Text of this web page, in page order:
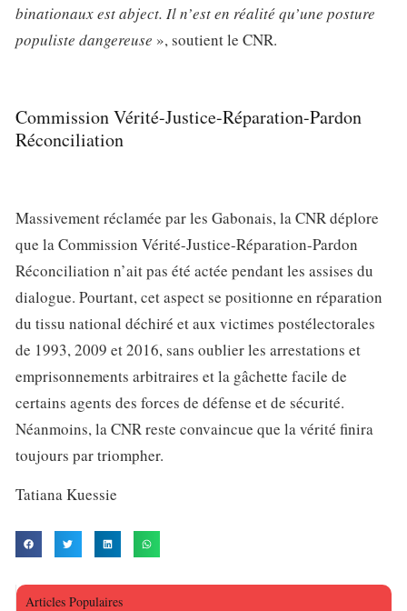
binationaux est abject. Il n’est en réalité qu’une posture
populiste dangereuse », soutient le CNR.
Commission Vérité-Justice-Réparation-Pardon
Réconciliation
Massivement réclamée par les Gabonais, la CNR déplore
que la Commission Vérité-Justice-Réparation-Pardon
Réconciliation n’ait pas été actée pendant les assises du
dialogue. Pourtant, cet aspect se positionne en réparation
du tissu national déchiré et aux victimes postélectorales
de 1993, 2009 et 2016, sans oublier les arrestations et
emprisonnements arbitraires et la gâchette facile de
certains agents des forces de défense et de sécurité.
Néanmoins, la CNR reste convaincue que la vérité finira
toujours par triompher.
Tatiana Kuessie
Articles Populaires